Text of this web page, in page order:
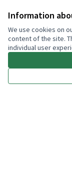
Information
We use cookies on
content of the site.
individual user
Log in